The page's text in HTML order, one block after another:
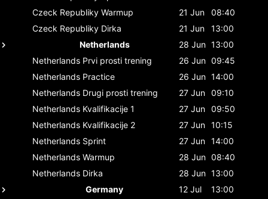
Czeck Republiky Warmup 21 Jun
08:40
Czeck Republiky Dirka 21 Jun
13:00
Netherlands
28 Jun 13:00
Netherlands Prvi prosti trening 26 Jun 09:45
Netherlands Practice 26 Jun 14:00
Netherlands Drugi prosti trening 27 Jun 09:10
Netherlands Kvalifikacije 1 27 Jun 09:50
Netherlands Kvalifikacije 2 27 Jun 10:15
Netherlands Sprint 27 Jun 14:00
Netherlands Warmup 28 Jun 08:40
Netherlands Dirka 28 Jun 13:00
Germany
12 Jul
13:00